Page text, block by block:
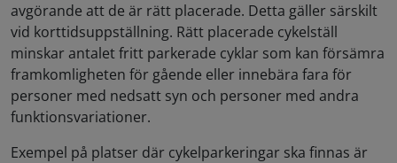
avgörande att de är rätt placerade. Detta gäller särskilt
vid korttidsuppställning. Rätt placerade cykelställ
minskar antalet fritt parkerade cyklar som kan försämra
framkomligheten för gående eller innebära fara för
personer med nedsatt syn och personer med andra
funktionsvariationer.
Exempel på platser där cykelparkeringar ska finnas är